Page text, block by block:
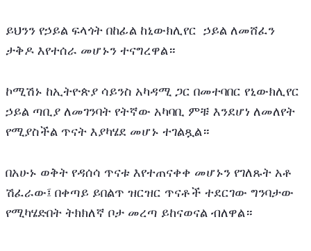
ይህንን የኃይል ፍላጎት በከፊል ከኒውክሊየር  ኃይል ለመሸፈን
ታቅዶ እየተሰራ መሆኑን ተናግረዋል።
ኮሚሽኑ ከኢትዮጵያ ሳይንስ አካዳሚ ጋር በመተባበር የኒውክሊየር
ኃይል ጣቢያ ለመገንባት የትኛው አካባቢ ምቹ እንደሆነ ለመለየት
የሚያስችል ጥናት እያካሄደ መሆኑ ተገልጿል።
በአሁኑ ወቅት የዳሰሳ ጥናቱ እየተጠናቀቀ መሆኑን የገለጹት አቶ
ሽፈራው፤ በቀጣይ ይበልጥ ዝርዝር ጥናቶች ተደርገው ግንባታው
የሚካሄድበት ትክክለኛ ቦታ መረጣ ይከናወናል ብለዋል።